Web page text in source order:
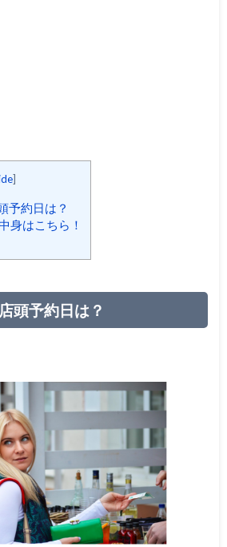
]
予約日は？
身はこちら！
頭予約日は？